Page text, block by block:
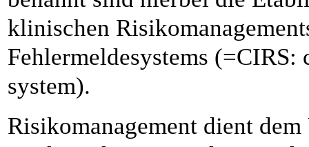
klinischen
Fehlermeldesystems
system).
Risikomanagement dient